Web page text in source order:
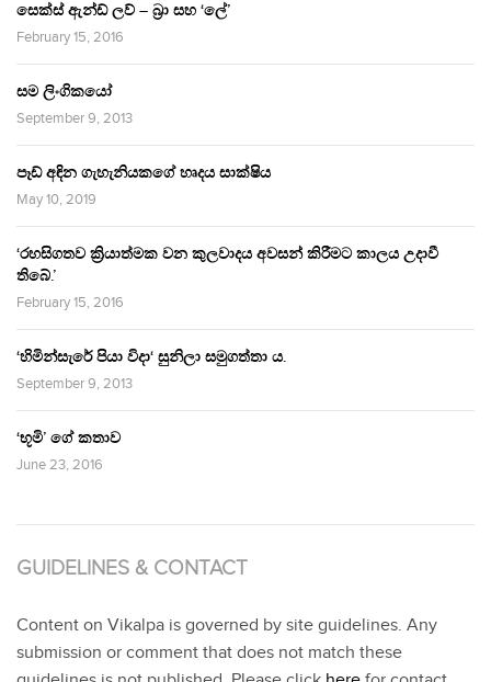
සෙක්ස් ඇන්ඩ් ලව් – බ්‍රා සහ ‘ලේ’
February 15, 2016
සම ලිංගිකයෝ
September 9, 2013
පෑඩ් අඳින ගැහැනියකගේ හෘදය සාක්ෂිය
May 10, 2019
‘රහසිගතව ක්‍රියාත්මක වන කුලවාදය අවසන් කිරීමට කාලය උදාවී
තිබේ.’
February 15, 2016
‘හිමින්සැරේ පියා විදා‘ සුනිලා සමුගත්තා ය.
September 9, 2013
‘භූමි’ ගේ කතාව
June 23, 2016
GUIDELINES & CONTACT
Content on Vikalpa is governed by site guidelines. Any
submission or comment that does not match these